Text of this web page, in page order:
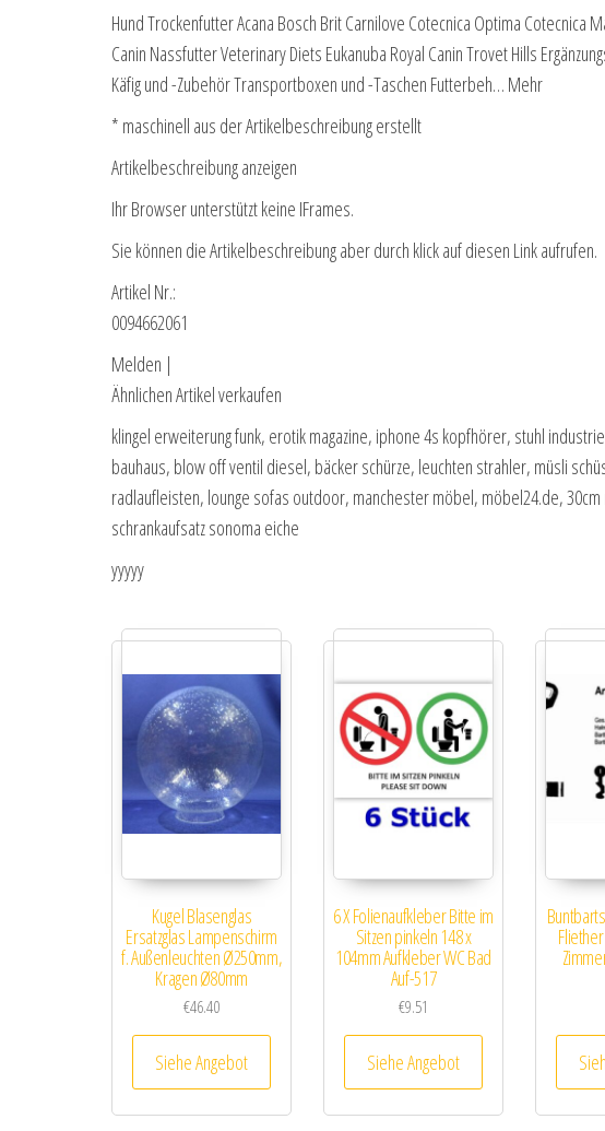
Hund Trockenfutter Acana Bosch Brit Carnilove Cotecnica Optima Cotecnica
Canin Nassfutter Veterinary Diets Eukanuba Royal Canin Trovet Hills
Käfig und -Zubehör Transportboxen und -Taschen Futterbeh… Mehr
* maschinell aus der Artikelbeschreibung erstellt
Artikelbeschreibung anzeigen
Ihr Browser unterstützt keine IFrames.
Sie können die Artikelbeschreibung aber durch klick auf diesen Link aufrufen.
Artikel Nr.:
0094662061
Melden |
Ähnlichen Artikel verkaufen
klingel erweiterung funk, erotik magazine, iphone 4s kopfhörer, stuhl
bauhaus, blow off ventil diesel, bäcker schürze, leuchten strahler, müsli
radlaufleisten, lounge sofas outdoor, manchester möbel, möbel24.de, 30cm
schrankaufsatz sonoma eiche
yyyyy
Kugel Blasenglas
Ersatzglas Lampenschirm
f. Außenleuchten Ø250mm,
Kragen Ø80mm
€46.40
Siehe Angebot
6 X Folienaufkleber Bitte im
Sitzen pinkeln 148 x
104mm Aufkleber WC Bad
Auf-517
€9.51
Siehe Angebot